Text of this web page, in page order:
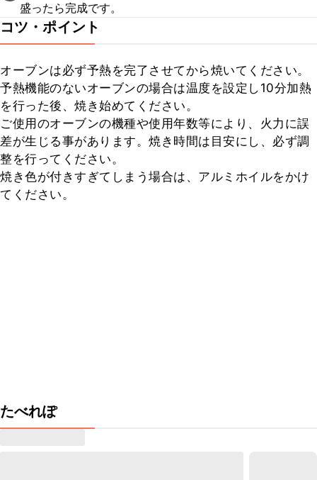
盛ったら完成です。
コツ・ポイント
オーブンは必ず予熱を完了させてから焼いてください。
予熱機能のないオーブンの場合は温度を設定し10分加熱
を行った後、焼き始めてください。
ご使用のオーブンの機種や使用年数等により、火力に誤
差が生じる事があります。焼き時間は目安にし、必ず調
整を行ってください。
焼き色が付きすぎてしまう場合は、アルミホイルをかけ
てください。
たべれぽ